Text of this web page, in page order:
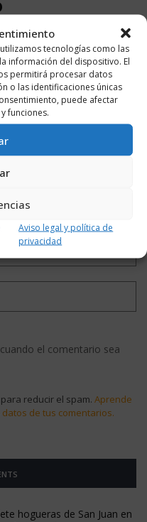
tecnologías como las
información del dispositivo. El
permitirá procesar datos
o las identificaciones únicas
puede afectar
funciones.
Aviso legal y política de
privacidad
el comentario sea
reducir el spam. Aprende
de tus comentarios.
hogueras de San Juan en